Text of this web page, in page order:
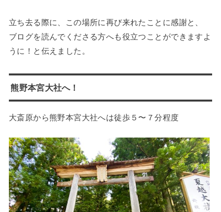
立ち去る際に、この場所に再び来れたことに感謝と、
ブログを読んでくださる方へも役立つことができますよ
うに！と伝えました。
熊野本宮大社へ！
大斎原から熊野本宮大社へは徒歩５〜７分程度